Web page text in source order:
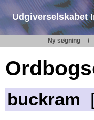
Udgiverselskabet
Ny søgning
buckram